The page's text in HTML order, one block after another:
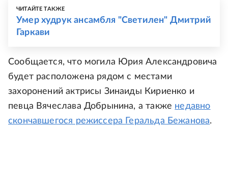
ЧИТАЙТЕ ТАКЖЕ
Умер худрук ансамбля "Светилен" Дмитрий
Гаркави
Сообщается, что могила Юрия Александровича
будет расположена рядом с местами
захоронений актрисы Зинаиды Кириенко и
певца Вячеслава Добрынина, а также недавно
скончавшегося режиссера Геральда Бежанова.